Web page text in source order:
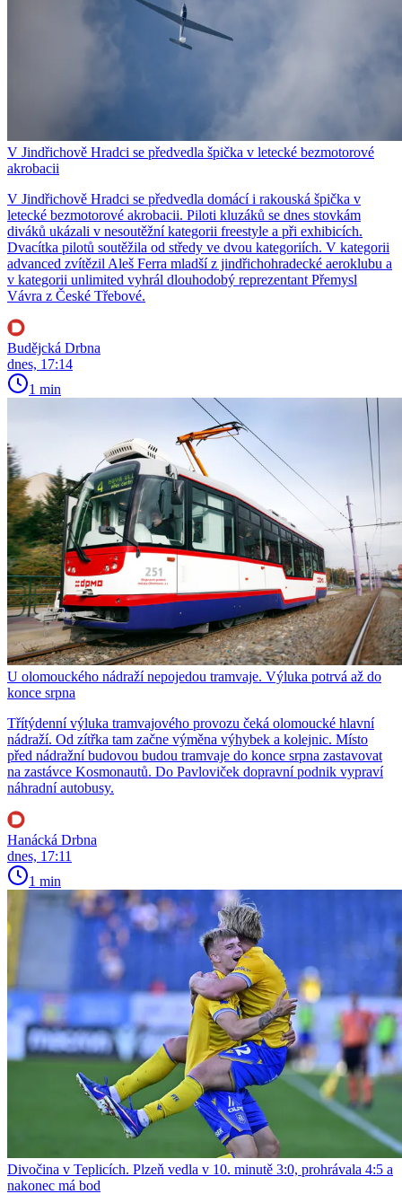
V Jindřichově Hradci se předvedla špička v letecké bezmotorové
akrobacii
V Jindřichově Hradci se předvedla domácí i rakouská špička v
letecké bezmotorové akrobacii. Piloti kluzáků se dnes stovkám
diváků ukázali v nesoutěžní kategorii freestyle a při exhibicích.
Dvacítka pilotů soutěžila od středy ve dvou kategoriích. V kategorii
advanced zvítězil Aleš Ferra mladší z jindřichohradecké aeroklubu a
v kategorii unlimited vyhrál dlouhodobý reprezentant Přemysl
Vávra z České Třebové.
Budějcká Drbna
dnes, 17:14
1 min
U olomouckého nádraží nepojedou tramvaje. Výluka potrvá až do
konce srpna
Třítýdenní výluka tramvajového provozu čeká olomoucké hlavní
nádraží. Od zítřka tam začne výměna výhybek a kolejnic. Místo
před nádražní budovou budou tramvaje do konce srpna zastavovat
na zastávce Kosmonautů. Do Pavloviček dopravní podnik vypraví
náhradní autobusy.
Hanácká Drbna
dnes, 17:11
1 min
Divočina v Teplicích. Plzeň vedla v 10. minutě 3:0, prohrávala 4:5 a
nakonec má bod